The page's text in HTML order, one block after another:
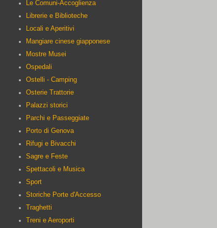
Le Comuni-Accoglienza
Librerie e Biblioteche
Locali e Aperitivi
Mangiare cinese giapponese
Mostre Musei
Ospedali
Ostelli - Camping
Osterie Trattorie
Palazzi storici
Parchi e Passeggiate
Porto di Genova
Rifugi e Bivacchi
Sagre e Feste
Spettacoli e Musica
Sport
Storiche Porte d'Accesso
Traghetti
Treni e Aeroporti